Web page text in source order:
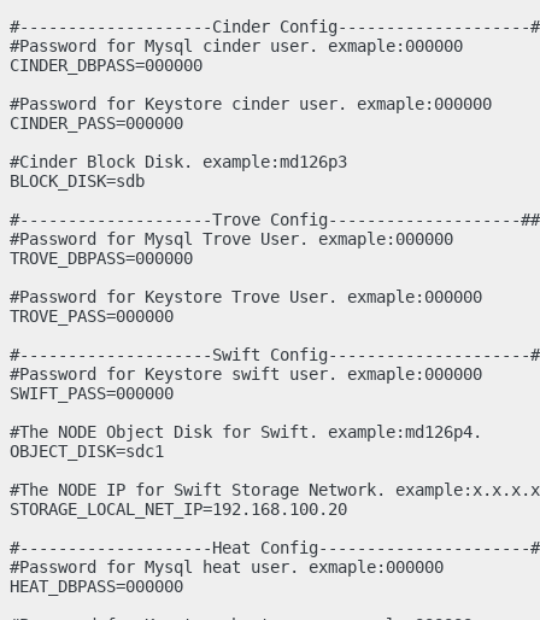
#--------------------Cinder Config--------------------
#Password for Mysql cinder user. exmaple:000000
CINDER_DBPASS=000000
#Password for Keystore cinder user. exmaple:000000
CINDER_PASS=000000
#Cinder Block Disk. example:md126p3
BLOCK_DISK=sdb
#--------------------Trove Config--------------------##
#Password for Mysql Trove User. exmaple:000000
TROVE_DBPASS=000000
#Password for Keystore Trove User. exmaple:000000
TROVE_PASS=000000
#--------------------Swift Config---------------------
#Password for Keystore swift user. exmaple:000000
SWIFT_PASS=000000
#The NODE Object Disk for Swift. example:md126p4.
OBJECT_DISK=sdc1
#The NODE IP for Swift Storage Network.
STORAGE_LOCAL_NET_IP=192.168.100.20
#--------------------Heat Config----------------------
#Password for Mysql heat user. exmaple:000000
HEAT_DBPASS=000000